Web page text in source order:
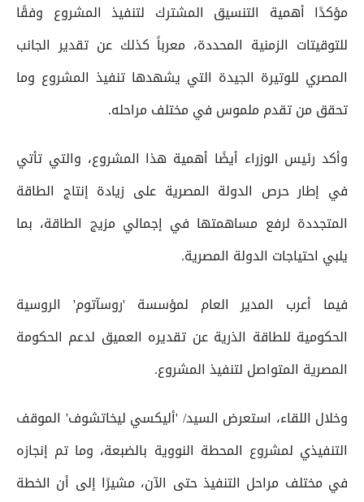
مؤكدًا أهمية التنسيق المشترك لتنفيذ المشروع وفقًا
للتوقيتات الزمنية المحددة، معرباً كذلك عن تقدير الجانب
المصري للوتيرة الجيدة التي يشهدها تنفيذ المشروع وما
تحقق من تقدم ملموس في مختلف مراحله.
وأكد رئيس الوزراء أيضًا أهمية هذا المشروع، والتي تأتي
في إطار حرص الدولة المصرية على زيادة إنتاج الطاقة
المتجددة لرفع مساهمتها في إجمالي مزيج الطاقة، بما
يلبي احتياجات الدولة المصرية.
فيما أعرب المدير العام لمؤسسة 'روسآتوم' الروسية
الحكومية للطاقة الذرية عن تقديره العميق لدعم الحكومة
المصرية المتواصل لتنفيذ المشروع.
وخلال اللقاء، استعرض السيد/ 'أليكسي ليخاتشوف' الموقف
التنفيذي لمشروع المحطة النووية بالضبعة، وما تم إنجازه
في مختلف مراحل التنفيذ حتى الآن، مشيرًا إلى أن الخطة